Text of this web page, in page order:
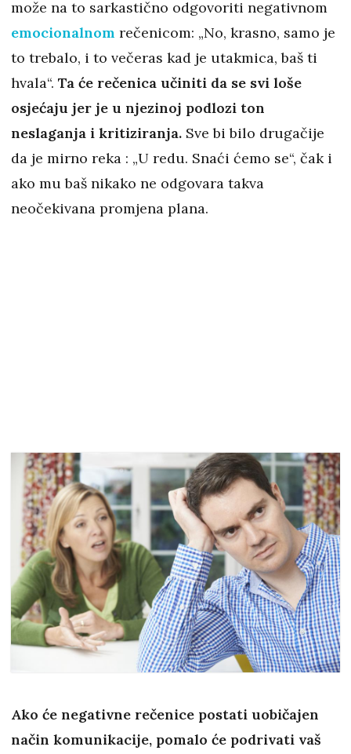
može na to sarkastično odgovoriti negativnom
emocionalnom rečenicom: „No, krasno, samo je
to trebalo, i to večeras kad je utakmica, baš ti
hvala“. Ta će rečenica učiniti da se svi loše
osjećaju jer je u njezinoj podlozi ton
neslaganja i kritiziranja. Sve bi bilo drugačije
da je mirno reka : „U redu. Snaći ćemo se“, čak i
ako mu baš nikako ne odgovara takva
neočekivana promjena plana.
Ako će negativne rečenice postati uobičajen
način komunikacije, pomalo će podrivati vaš